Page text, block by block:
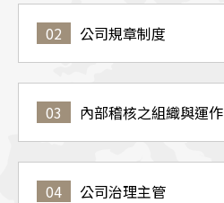
02 公司規章制度
03 內部稽核之組織與運作
04 公司治理主管